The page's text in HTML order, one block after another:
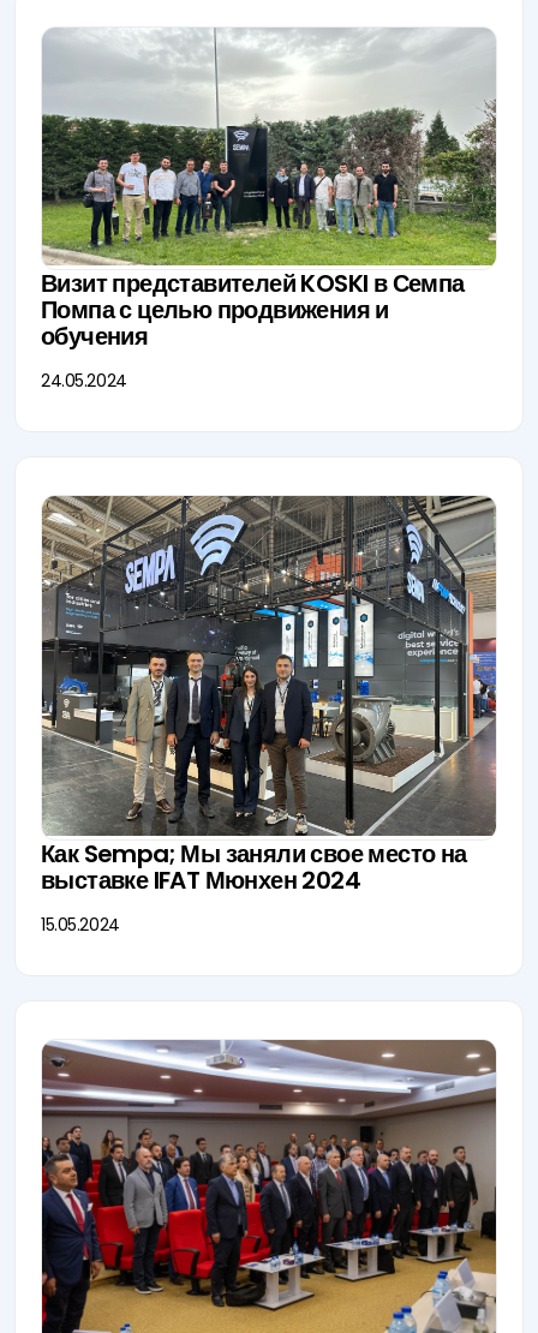
Визит представителей KOSKI в Семпа
Помпа с целью продвижения и
обучения
24.05.2024
Как Sempa; Мы заняли свое место на
выставке IFAT Мюнхен 2024
15.05.2024